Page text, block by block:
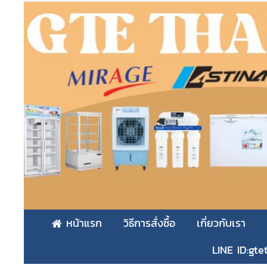
หน้าแรก วิธีการสั่งซื้อ
เกี่ยวกับเรา
LINE